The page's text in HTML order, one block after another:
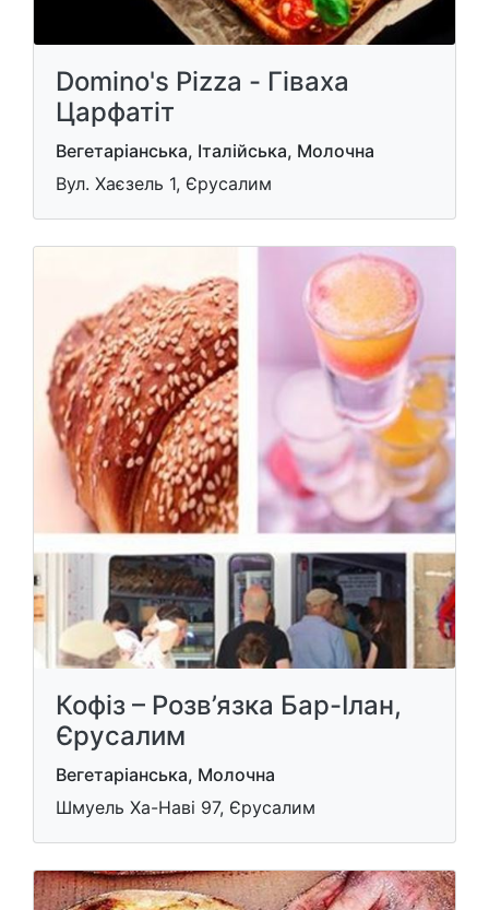
Domino's Pizza - Гіваха
Царфатіт
Вегетаріанська, Італійська, Молочна
Вул. Хаєзель 1, Єрусалим
Кофіз – Розв’язка Бар-Ілан,
Єрусалим
Вегетаріанська, Молочна
Шмуель Ха-Наві 97, Єрусалим